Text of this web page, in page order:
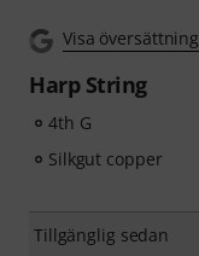
Visa översättning
Harp String
4th G
Silkgut copper
Tillgänglig sedan